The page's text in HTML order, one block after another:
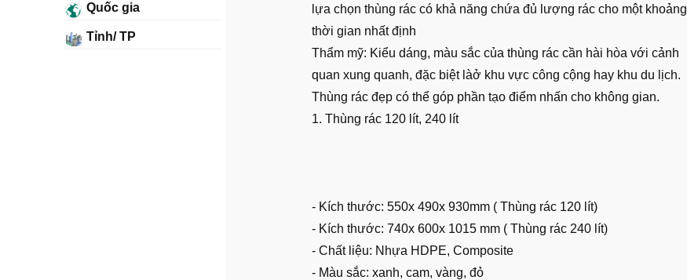
lựa chọn thùng rác có khả năng chứa đủ lượng rác cho một khoảng
thời gian nhất định
Thẩm mỹ: Kiểu dáng, màu sắc của thùng rác cần hài hòa với cảnh
quan xung quanh, đặc biệt làở khu vực công cộng hay khu du lịch.
Thùng rác đẹp có thể góp phần tạo điểm nhấn cho không gian.
1. Thùng rác 120 lít, 240 lít
- Kích thước: 550x 490x 930mm ( Thùng rác 120 lít)
- Kích thước: 740x 600x 1015 mm ( Thùng rác 240 lít)
- Chất liệu: Nhựa HDPE, Composite
- Màu sắc: xanh, cam, vàng, đỏ
Quốc gia
Tỉnh/ TP